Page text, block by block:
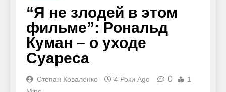
“Я не злодей в этом
фильме”: Рональд
Куман – о уходе
Суареса
Степан Коваленко 4 Роки Ago 0
1